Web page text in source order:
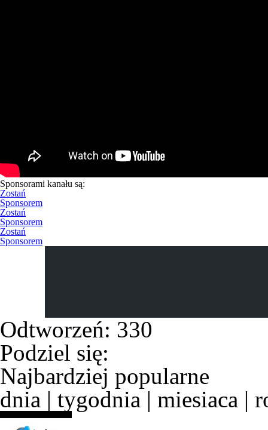
Sponsorami kanału są:
Zostań
Sponsorem
Zostań
Sponsorem
Zostań
Sponsorem
Odtworzeń: 330
Podziel się:
Najbardziej popularne
dnia | tygodnia | miesiaca |